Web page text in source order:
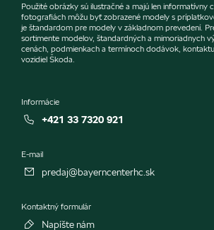
Použité obrázky sú ilustračné a majú len informatívny
fotografiách môžu byť zobrazené modely s
je štandardom pre modely v základnom prevedení.
sortimente modelov, štandardných a mimoriadnych
cenách, podmienkach a termínoch dodávok,
vozidiel Škoda.
Informácie
+421 33 7320 921
E-mail
predaj@bayerncenterhc.sk
Kontaktný formulár
Napíšte nám